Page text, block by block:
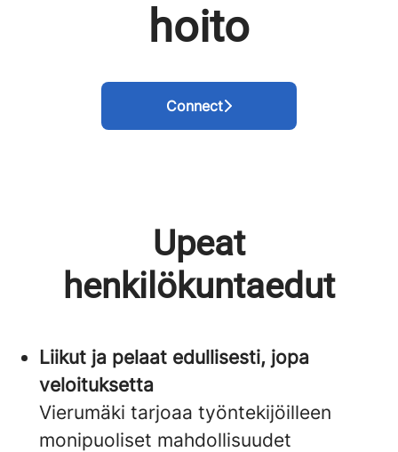
hoito
Connect
Upeat
henkilökuntaedut
Liikut ja pelaat edullisesti, jopa
veloituksetta
Vierumäki tarjoaa työntekijöilleen
monipuoliset mahdollisuudet